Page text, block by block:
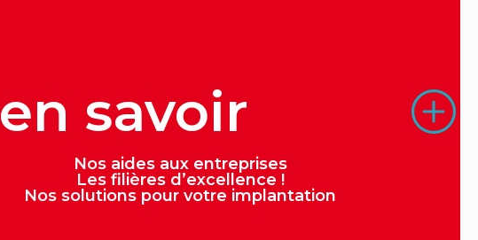
en savoir
Nos aides aux entreprises
Les filières d’excellence !
Nos solutions pour votre implantation